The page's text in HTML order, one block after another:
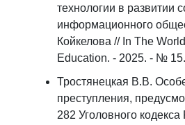
технологии в развитии
информационного
Койкелова // In The
Education. - 2025. - №
Тростянецкая В.В.
преступления,
282 Уголовного кодекса